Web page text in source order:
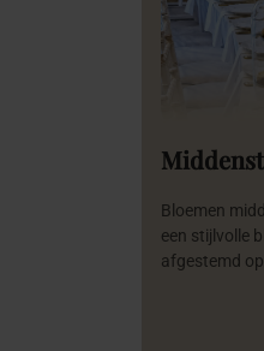
Bloemen
een stijlvolle
afgestemd